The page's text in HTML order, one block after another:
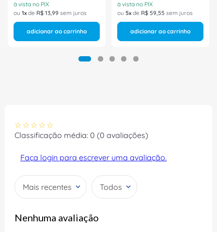
à vista no PIX
ou 1 de R$ 13,99 sem juros
adicionar ao carrinho
à vista no PIX
ou 5 de R$ 59,55 sem juros
adicionar ao carrinho
☆ ☆ ☆ ☆ ☆
Classificação média: 0 (0 avaliações)
Faça login para escrever uma avaliação.
Mais recentes Todos
Nenhuma avaliação